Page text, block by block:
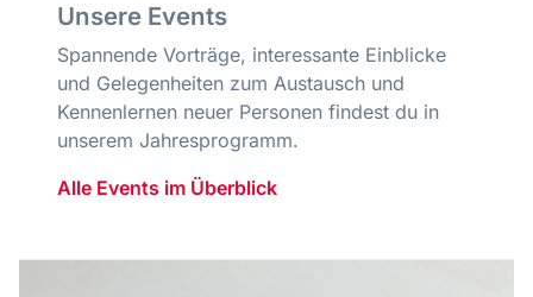
Unsere Events
Spannende Vorträge, interessante Einblicke
und Gelegenheiten zum Austausch und
Kennenlernen neuer Personen findest du in
unserem Jahresprogramm.
Alle Events im Überblick